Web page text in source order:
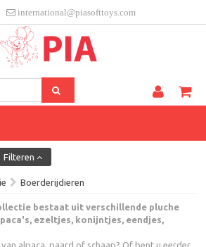
international@piasofttoys.com
Klantenfeedback
BE/NL
Filteren
Boerderijdieren
bestaat uit verschillende pluche
ezeltjes, konijntjes, eendjes,
alpaca, paard of schaap? Of bent u eerder